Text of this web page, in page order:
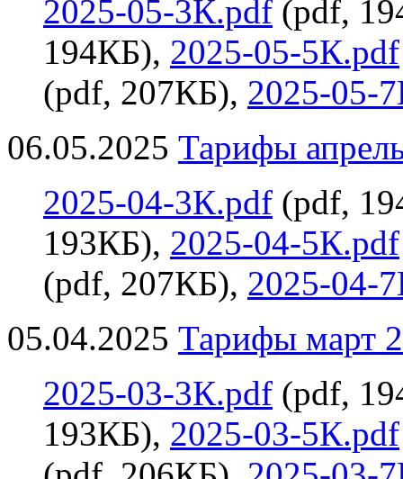
2025-05-3К.pdf (pdf,
194КБ), 2025-05-5К.pdf
(pdf, 207КБ), 2025-05-
06.05.2025 Тарифы
2025-04-3К.pdf (pdf,
193КБ), 2025-04-5К.pdf
(pdf, 207КБ), 2025-04-
05.04.2025 Тарифы март
2025-03-3К.pdf (pdf,
193КБ), 2025-03-5К.pdf